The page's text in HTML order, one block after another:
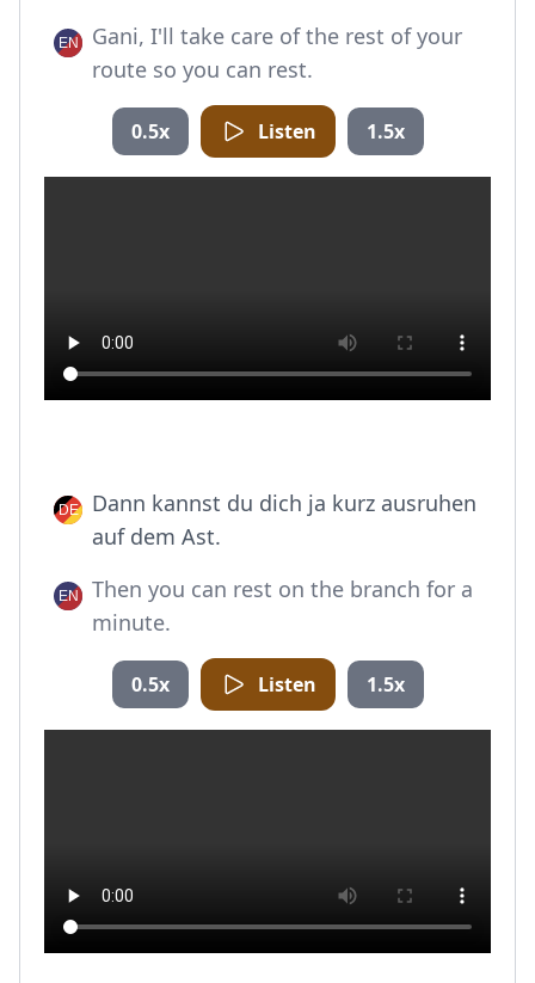
Gani, I'll take care of the rest of your
route so you can rest.
0.5x Listen 1.5x
Dann kannst du dich ja kurz ausruhen
auf dem Ast.
Then you can rest on the branch for a
minute.
0.5x Listen 1.5x